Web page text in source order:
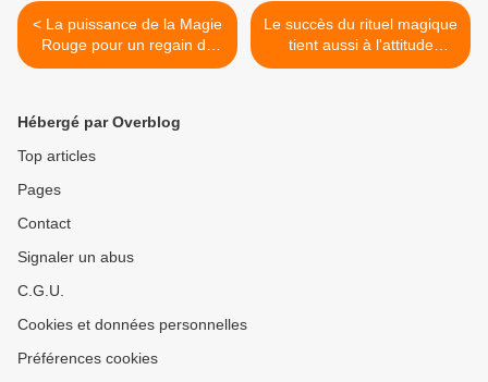
< La puissance de la Magie
Rouge pour un regain de
vitalité sexuelle et d'amour
Le succès du rituel magique
tient aussi à l'attitude
positive du demandeur >
Hébergé par Overblog
Top articles
Pages
Contact
Signaler un abus
C.G.U.
Cookies et données personnelles
Préférences cookies